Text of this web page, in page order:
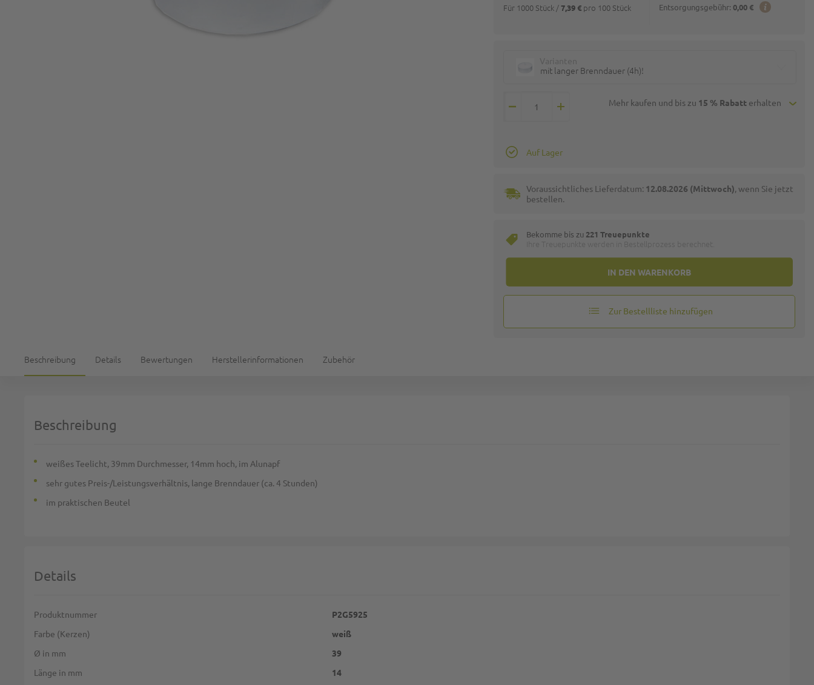
Entsorgungsgebühr: 0,00 €
Für 1000 Stück /7,39 € pro 100 Stück
mit langer Brenndauer (4h)!
Mehr kaufen und bis zu 15 % Rabatterhalten
IN DEN WARENKORB
Auf Lager
Voraussichtliches Lieferdatum: 12.08.2026 (Mittwoch), wenn Sie jetzt
bestellen.
Bekomme bis zu 221 Treuepunkte
Zur Bestellliste hinzufügen
Beschreibung Details Bewertungen Herstellerinformationen Zubehör
Beschreibung
weißes Teelicht, 39mm Durchmesser, 14mm hoch, im Alunapf
sehr gutes Preis-/Leistungsverhältnis, lange Brenndauer (ca. 4 Stunden)
im praktischen Beutel
Details
Weitere Informationen
Produktnummer
P2G5925
Farbe (Kerzen)
weiß
Ø in mm
39
Länge in mm
14